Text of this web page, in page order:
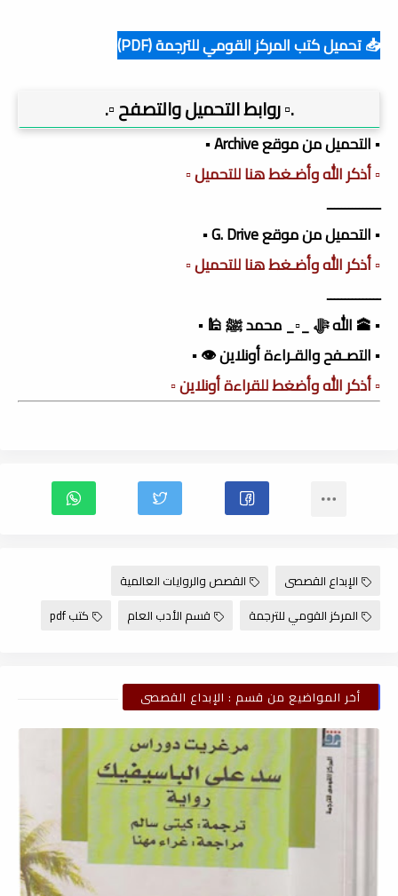
📥 تحميل كتب المركز القومي للترجمة (PDF)
.▫️ روابط التحميل والتصفح ▫️.
▪️ التحميل من موقع Archive ▪️
▫️ أذكر الله وأضـغط هنا للتحميل ▫️
ـــــــــــــــ
▪️ التحميل من موقع G. Drive ▪️
▫️ أذكر الله وأضـغط هنا للتحميل ▫️
ـــــــــــــــ
▪️ 🕋 الله ﷻ _▫️_ محمد ﷺ 🕌 ▪️
▪️ التصـفح والقـراءة أونلاين 👁️ ▪️
▫️ أذكر الله وأضغط للقراءة أونلاين ▫️
الإبداع القصصى
القصص والروايات العالمية
المركز القومي للترجمة
قسم الأدب العام كتب pdf
أخر المواضيع من قسم : الإبداع القصصى